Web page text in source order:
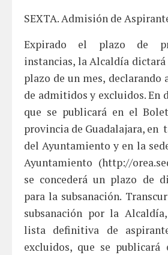
SEXTA. Admisión de
Expirado el plazo de
instancias, la Alcaldía
plazo de un mes, declarando
de admitidos y excluidos. En
que se publicará en el
provincia de Guadalajara, en
del Ayuntamiento y en la
Ayuntamiento (http://
se concederá un plazo de
para la subsanación.
subsanación por la
lista definitiva de
excluidos, que se